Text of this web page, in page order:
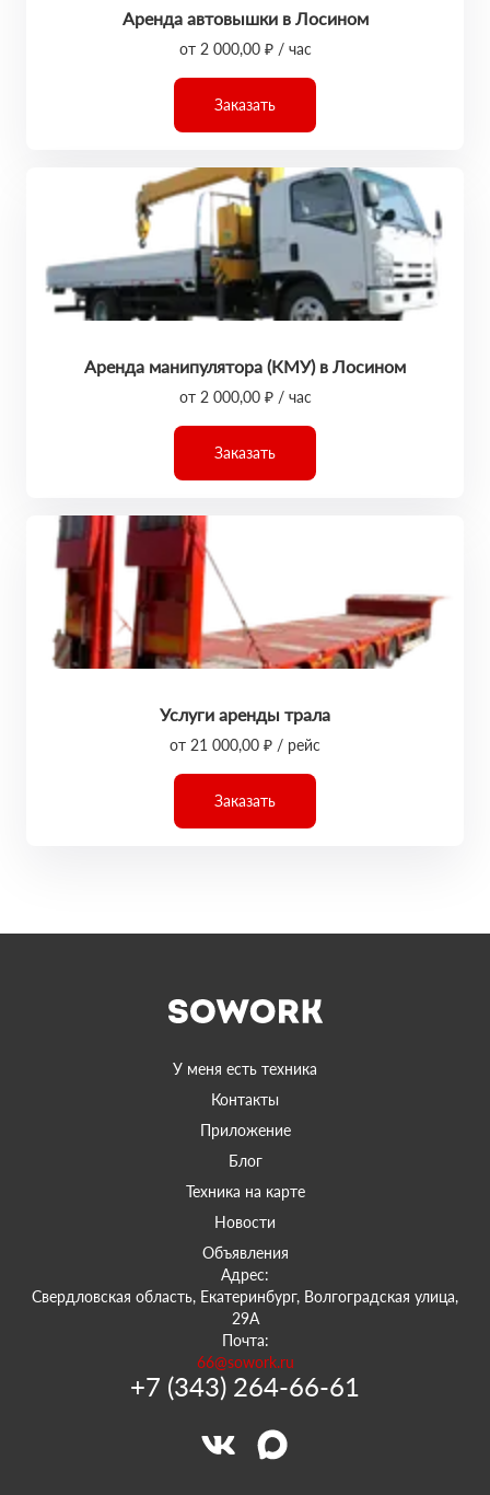
Аренда автовышки в Лосином
от 2 000,00 ₽ / час
Заказать
Аренда манипулятора (КМУ) в Лосином
от 2 000,00 ₽ / час
Заказать
Услуги аренды трала
от 21 000,00 ₽ / рейс
Заказать
У меня есть техника
Контакты
Приложение
Блог
Техника на карте
Новости
Объявления
Адрес:
Свердловская область, Екатеринбург, Волгоградская улица,
29А
Почта:
66@sowork.ru
+7 (343) 264-66-61